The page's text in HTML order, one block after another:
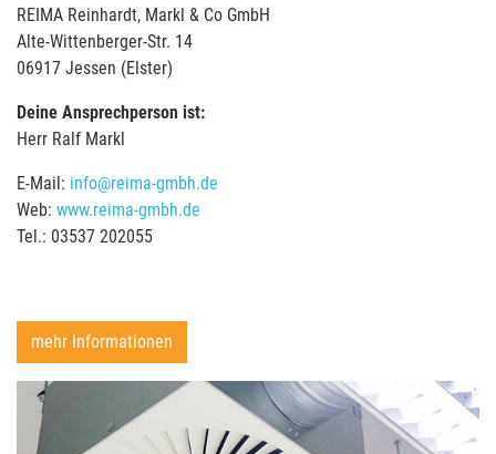
REIMA Reinhardt, Markl & Co GmbH
Alte-Wittenberger-Str. 14
06917 Jessen (Elster)
Deine Ansprechperson ist:
Herr Ralf Markl
E-Mail: info@reima-gmbh.de
Web: www.reima-gmbh.de
Tel.: 03537 202055
mehr Informationen